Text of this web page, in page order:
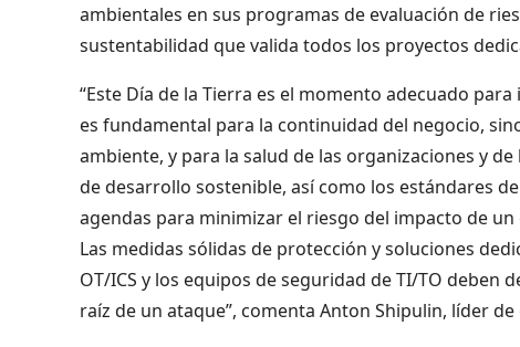
ambientales en sus programas de evaluación de
sustentabilidad que valida todos los proyectos
“Este Día de la Tierra es el momento adecuado
es fundamental para la continuidad del negocio,
ambiente, y para la salud de las organizaciones y
de desarrollo sostenible, así como los estándares
agendas para minimizar el riesgo del impacto de
Las medidas sólidas de protección y soluciones
OT/ICS y los equipos de seguridad de TI/TO
raíz de un ataque”, comenta Anton Shipulin, líder